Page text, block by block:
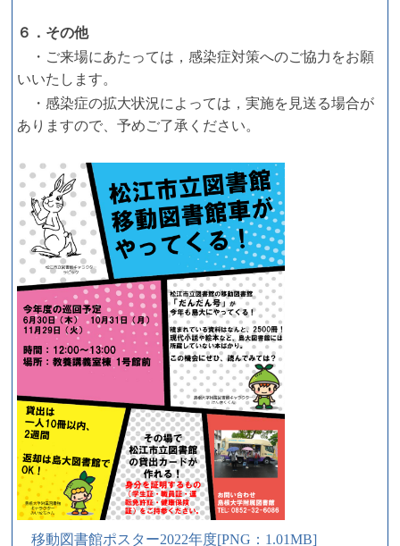
６．その他
・ご来場にあたっては，感染症対策へのご協力をお願
いいたします。
・感染症の拡大状況によっては，実施を見送る場合が
ありますので、予めご了承ください。
移動図書館ポスター2022年度[PNG：1.01MB]